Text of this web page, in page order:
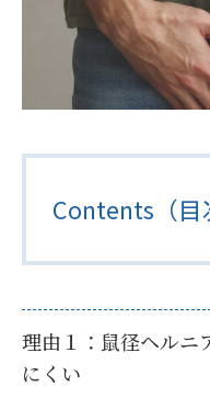
Contents（目
理由１：鼠径ヘルニ
にくい